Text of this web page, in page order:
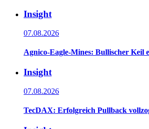
Insight
07.08.2026
Agnico-Eagle-Mines: Bullischer Keil
Insight
07.08.2026
TecDAX: Erfolgreich Pullback